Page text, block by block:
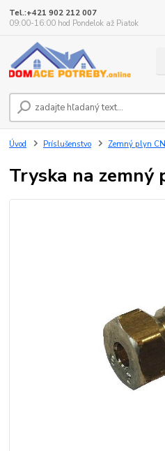
Tel.:+421 902 212 007
09:00-16:00 hod Pondelok až Piatok
Úvod Príslušenstvo Zemný plyn
Tryska na zemný